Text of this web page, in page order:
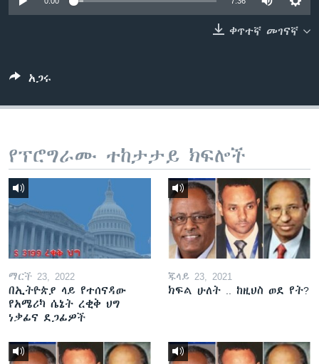
ቀጥተኛ መገናኛ
አጋሩ
የፕሮግራሙ ተከታታይ ክፍሎች
ማርች 23, 2022
በኢትዮጵያ ላይ የተሰናዳው
የአሜሪካ ሴኔት ረቂቅ ህግ
ነቃፊና ደጋፊዎች
ጁላይ 23, 2021
ክፍል ሁለት .. ከዚህስ ወደ የት?